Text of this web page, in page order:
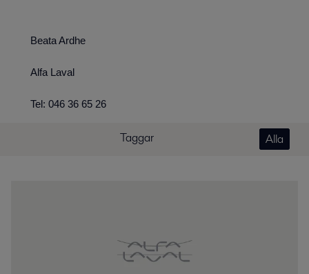
Beata Ardhe
Alfa Laval
Tel: 046 36 65 26
Taggar Alla